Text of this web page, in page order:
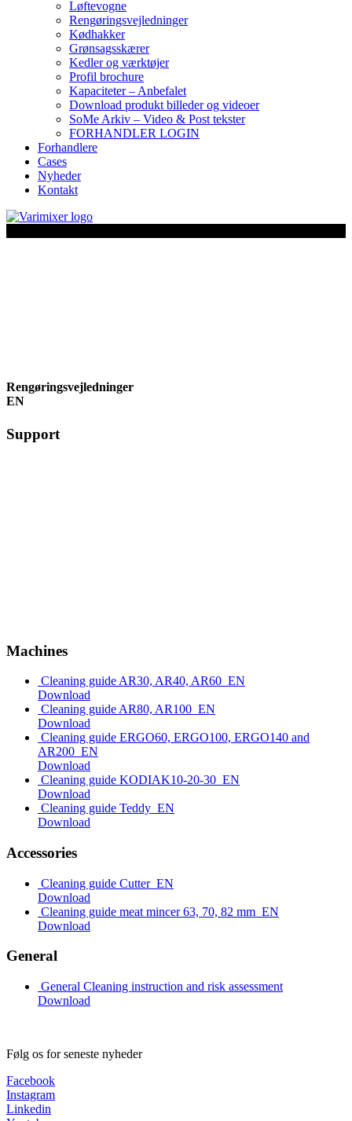
Løftevogne
Rengøringsvejledninger
Kødhakker
Grønsagsskærer
Kedler og værktøjer
Profil brochure
Kapaciteter – Anbefalet
Download produkt billeder og videoer
SoMe Arkiv – Video & Post tekster
FORHANDLER LOGIN
Forhandlere
Cases
Nyheder
Kontakt
Rengøringsvejledninger
EN
Support
Machines
Cleaning guide AR30, AR40, AR60_EN
Download
Cleaning guide AR80, AR100_EN
Download
Cleaning guide ERGO60, ERGO100, ERGO140 and
AR200_EN
Download
Cleaning guide KODIAK10-20-30_EN
Download
Cleaning guide Teddy_EN
Download
Accessories
Cleaning guide Cutter_EN
Download
Cleaning guide meat mincer 63, 70, 82 mm_EN
Download
General
General Cleaning instruction and risk assessment
Download
Følg os for seneste nyheder
Facebook
Instagram
Linkedin